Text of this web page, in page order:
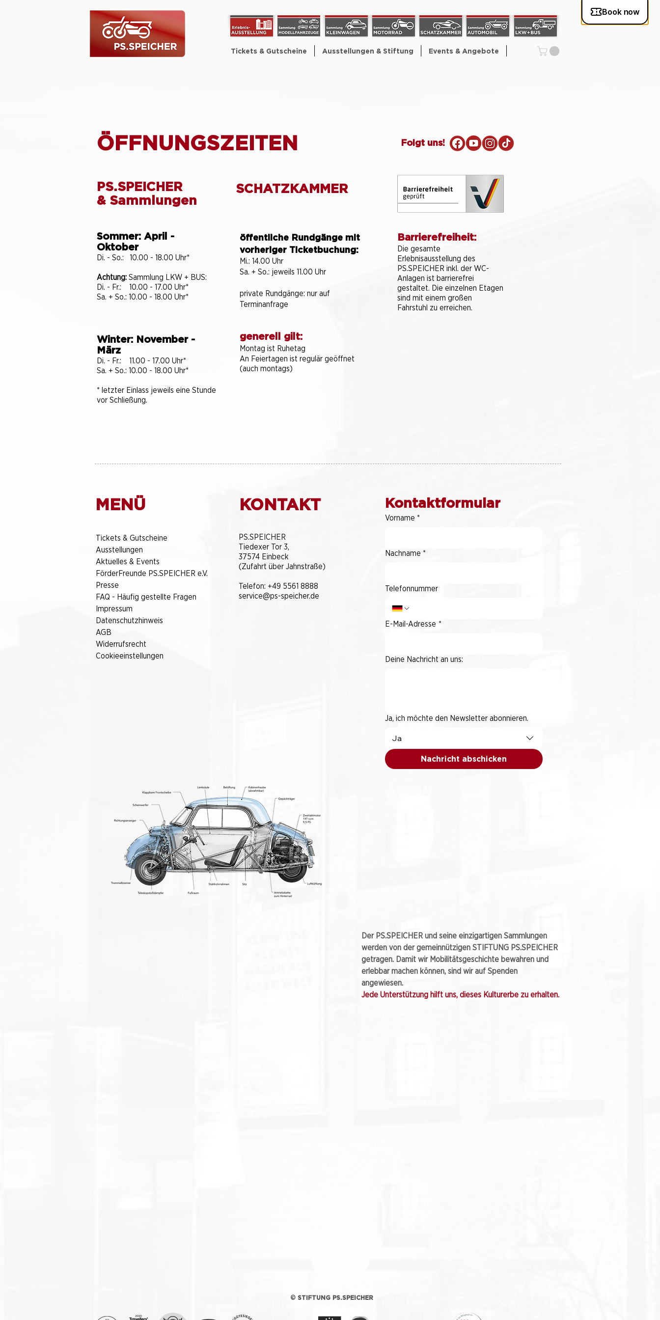
Tickets & Gutscheine Ausstellungen & Stiftung Events & Angebote
ÖFFNUNGSZEITEN
PS.SPEICHER
& Sammlungen
SCHATZKAMMER
Sommer: April -
Oktober
Di. - So.: 10.00 - 18.00 Uhr*
Achtung: Sammlung LKW + BUS:
Di. - Fr.: 10.00 - 17.00 Uhr*
Sa. + So.: 10.00 - 18.00 Uhr*
öffentliche Rundgänge mit
vorheriger Ticketbuchung:
Mi.: 14.00 Uhr
Sa. + So.: jeweils 11.00 Uhr
private Rundgänge: nur auf
Terminanfrage
Winter: November -
März
Di. - Fr.: 11.00 - 17.00 Uhr*
Sa. + So.: 10.00 - 18.00 Uhr​​​*
* letzter Einlass jeweils eine Stunde
vor Schließung.
generell gilt:
Montag ist Ruhetag
An Feiertagen ist regulär geöffnet
(auch montags)
Folgt uns!
Barrierefreiheit:
Die gesamte
Erlebnisausstellung des
PS.SPEICHER inkl. der WC-
Anlagen ist barrierefrei
gestaltet. Die einzelnen Etagen
sind mit einem großen
Fahrstuhl zu erreichen.
MENÜ
​Tickets & Gutscheine
Ausstellungen
Aktuelles & Events
FörderFreunde PS.SPEICHER e.V.
Presse
FAQ - Häufig gestellte Fragen
Impressum
Datenschutzhinweis
AGB
Widerrufsrecht
Cookieeinstellungen
KONTAKT
​PS.SPEICHER
Tiedexer Tor 3,
37574 Einbeck
(Zufahrt über Jahnstraße)
Telefon: +49 5561 8888
service@ps-speicher.de
Kontaktformular
Vorname *
Nachname *
Telefonnummer
E-Mail-Adresse *
Deine Nachricht an uns:
Ja, ich möchte den Newsletter abonnieren.
Ja
Nachricht abschicken
Der PS.SPEICHER und seine einzigartigen Sammlungen
werden von der gemeinnützigen STIFTUNG PS.SPEICHER
getragen. Damit wir Mobilitätsgeschichte bewahren und
erlebbar machen können, sind wir auf Spenden
angewiesen.
Jede Unterstützung hilft uns, dieses Kulturerbe zu erhalten.​
© STIFTUNG PS.SPEICHER